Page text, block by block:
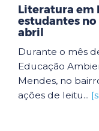
Literatura em
estudantes no
abril
Durante o mês
Educação
Mendes, no
ações de leitu...